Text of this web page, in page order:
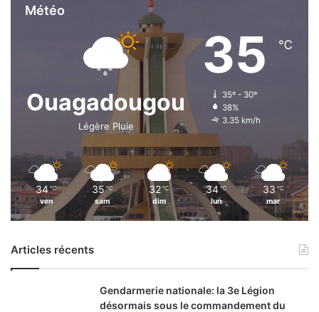
Météo
Ouagadougou
Légère Pluie
35 ℃
35º - 30º
38%
3.35 km/h
34 ℃
ven
35 ℃
sam
32 ℃
dim
34 ℃
lun
33 ℃
mar
Articles récents
Gendarmerie nationale: la 3e Légion
désormais sous le commandement du